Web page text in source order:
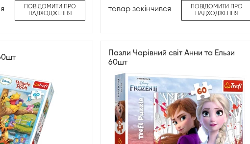
ПОВІДОМИТИ ПРО
НАДХОДЖЕННЯ
товар закінчився
ПОВІДОМИТИ ПРО
НАДХОДЖЕННЯ
Пазли Чарівний світ Анни та Ельзи
60шт